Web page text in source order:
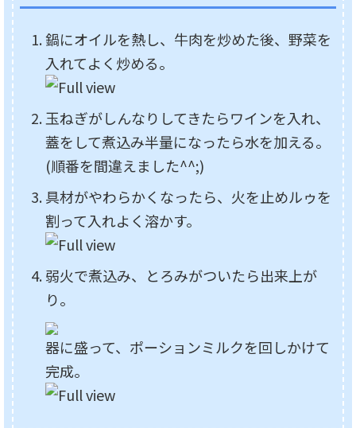
鍋にオイルを熱し、牛肉を炒めた後、野菜を
入れてよく炒める。
玉ねぎがしんなりしてきたらワインを入れ、
蓋をして煮込み半量になったら水を加える。
(順番を間違えました^^;)
具材がやわらかくなったら、火を止めルゥを
割って入れよく溶かす。
弱火で煮込み、とろみがついたら出来上が
り。
器に盛って、ポーションミルクを回しかけて
完成。